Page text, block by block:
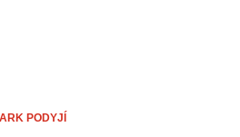
PODYJÍ